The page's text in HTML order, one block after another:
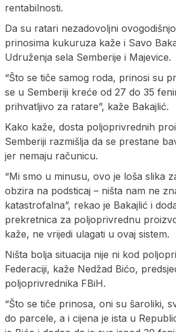
rentabilnosti.
Da su ratari nezadovoljni
prinosima kukuruza kaže i Savo
Udruženja sela Semberije i Majevice.
“Što se tiče samog roda, prinosi su
se u Semberiji kreće od 27 do 35
prihvatljivo za ratare”, kaže Bakajlić.
Kako kaže, dosta poljoprivrednih
Semberiji razmišlja da se prestane
jer nemaju računicu.
“Mi smo u minusu, ovo je loša slika
obzira na podsticaj – ništa nam ne
katastrofalna”, rekao je Bakajlić i
prekretnica za poljoprivrednu
kaže, ne vrijedi ulagati u ovaj sistem.
Ništa bolja situacija nije ni kod
Federaciji, kaže Nedžad Bićo,
poljoprivrednika FBiH.
“Što se tiče prinosa, oni su šaroliki,
do parcele, a i cijena je ista u